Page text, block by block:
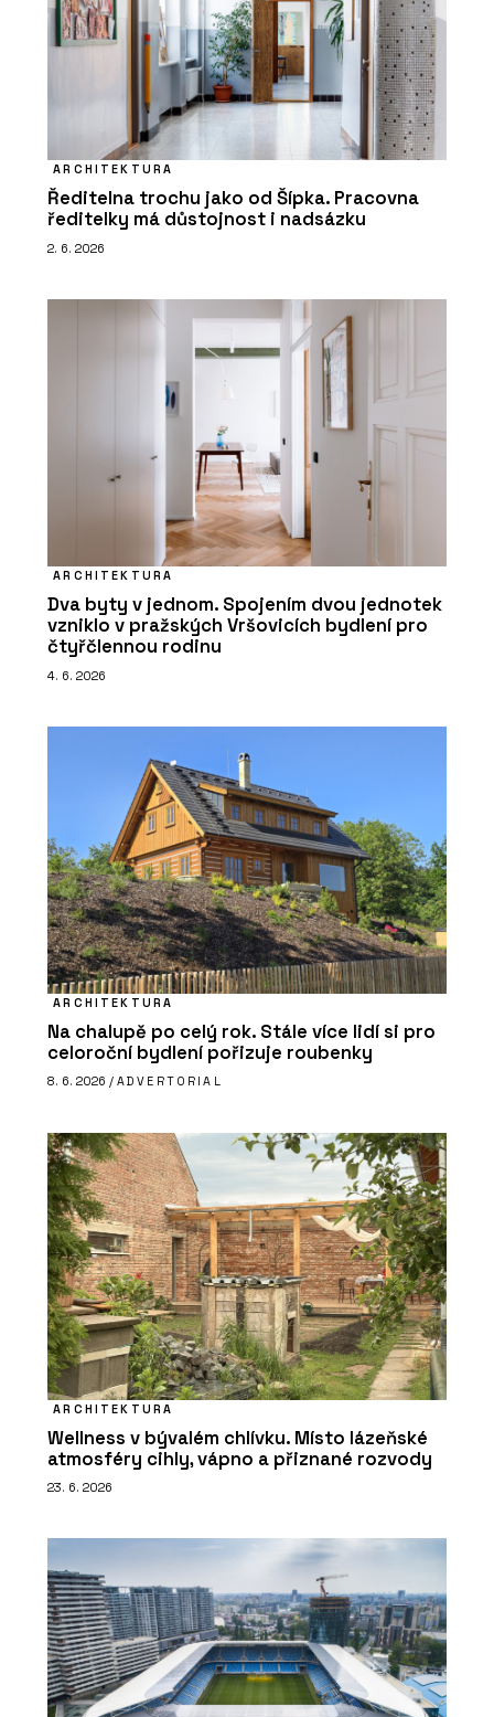
ARCHITEKTURA
Ředitelna trochu jako od Šípka. Pracovna
ředitelky má důstojnost i nadsázku
2. 6. 2026
ARCHITEKTURA
Dva byty v jednom. Spojením dvou jednotek
vzniklo v pražských Vršovicích bydlení pro
čtyřčlennou rodinu
4. 6. 2026
ARCHITEKTURA
Na chalupě po celý rok. Stále více lidí si pro
celoroční bydlení pořizuje roubenky
8. 6. 2026 / ADVERTORIAL
ARCHITEKTURA
Wellness v bývalém chlívku. Místo lázeňské
atmosféry cihly, vápno a přiznané rozvody
23. 6. 2026